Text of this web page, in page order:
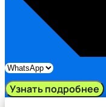
Узнать подробнее